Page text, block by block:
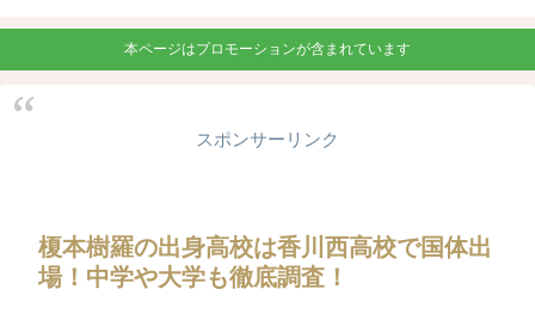
本ページはプロモーションが含まれています
スポンサーリンク
榎本樹羅の出身高校は香川西高校で国体出
場！中学や大学も徹底調査！